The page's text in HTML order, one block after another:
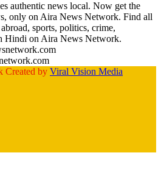
authentic news local. Now get the
only on Aira News Network. Find all
sports, politics, crime,
Hindi on Aira News Network.
Created by Viral Vision Media